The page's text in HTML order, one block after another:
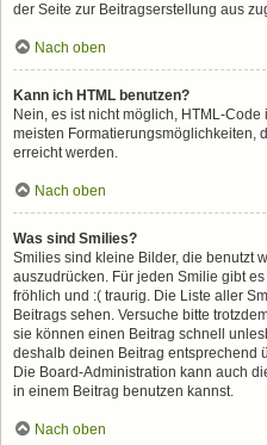
der Seite zur Beitragserstellung aus
Nach oben
Kann ich HTML benutzen?
Nein, es ist nicht möglich, HTML-
meisten Formatierungsmöglichkeiten,
erreicht werden.
Nach oben
Was sind Smilies?
Smilies sind kleine Bilder, die benutzt
auszudrücken. Für jeden Smilie gibt
fröhlich und :( traurig. Die Liste aller
Beitrags sehen. Versuche bitte
sie können einen Beitrag schnell
deshalb deinen Beitrag entsprechend
Die Board-Administration kann auch
in einem Beitrag benutzen kannst.
Nach oben